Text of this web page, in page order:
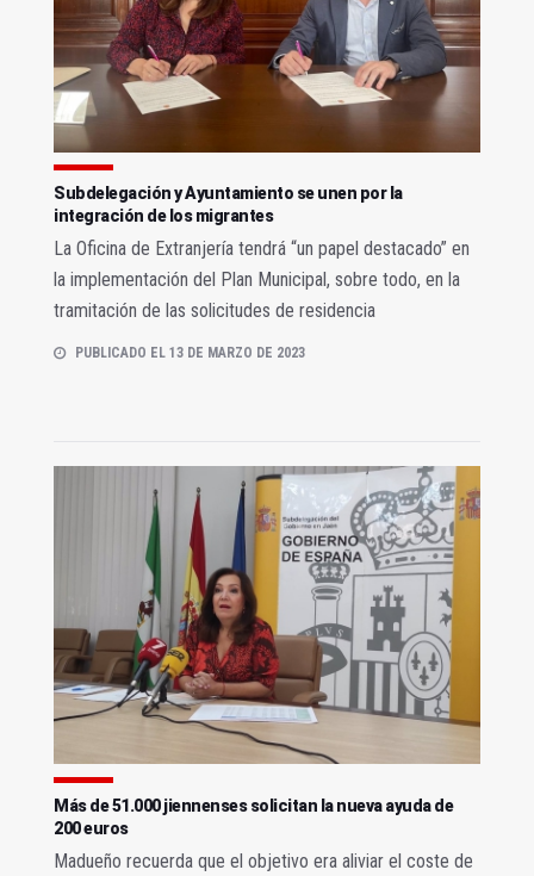
Subdelegación y Ayuntamiento se unen por la
integración de los migrantes
La Oficina de Extranjería tendrá “un papel destacado” en
la implementación del Plan Municipal, sobre todo, en la
tramitación de las solicitudes de residencia
PUBLICADO EL 13 DE MARZO DE 2023
Más de 51.000 jiennenses solicitan la nueva ayuda de
200 euros
Madueño recuerda que el objetivo era aliviar el coste de